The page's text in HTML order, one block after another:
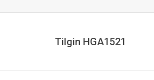
Tilgin HGA1521